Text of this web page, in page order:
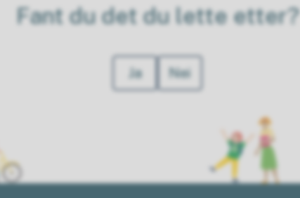
Fant du det du lette etter?
Ja Nei